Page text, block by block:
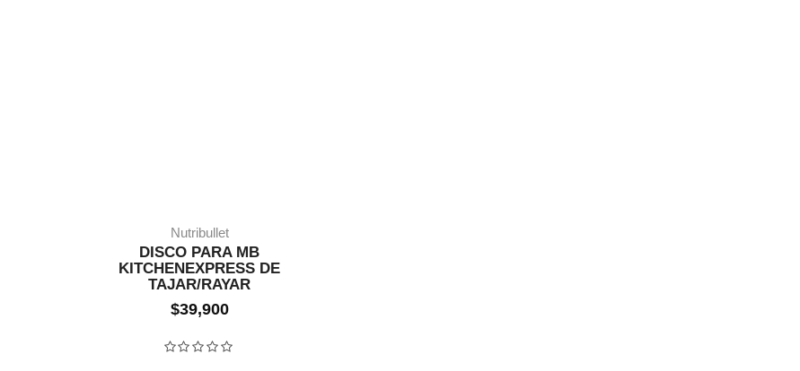
11 EN STOCK
Nutribullet
DISCO PARA MB
KITCHENEXPRESS DE
TAJAR/RAYAR
$39,900